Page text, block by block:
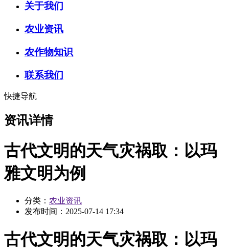
关于我们
农业资讯
农作物知识
联系我们
快捷导航
资讯详情
古代文明的天气灾祸取：以玛
雅文明为例
分类： 农业资讯
发布时间： 2025-07-14 17:34
古代文明的天气灾祸取：以玛